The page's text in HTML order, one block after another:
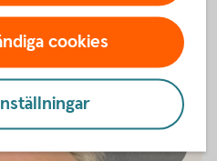
cookies